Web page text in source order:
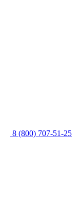
8 (800) 707-51-25